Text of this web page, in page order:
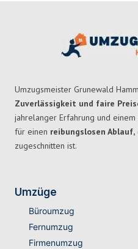
Umzugsmeister Grunewald
Zuverlässigkeit und faire
jahrelanger Erfahrung und
für einen reibungslosen Ablauf,
zugeschnitten ist.
Umzüge
Büroumzug
Fernumzug
Firmenumzug